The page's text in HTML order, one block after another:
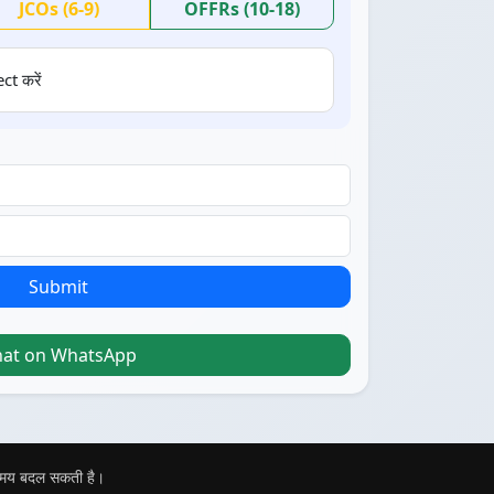
JCOs (6-9) OFFRs (10-18)
करें
Submit
on WhatsApp
बदल सकती है।